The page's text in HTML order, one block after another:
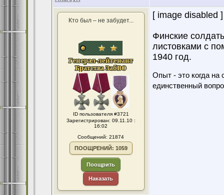
Кто был – не забудет...
ID пользователя #3721
Зарегистрирован: 09.11.10 :
16:02
Сообщений: 21874
ПООЩРЕНИЙ: 1059
Поощрить
Наказать
[ image disabled ]
Финские
листовками с
1940 год.
Опыт - это когда на
единственный